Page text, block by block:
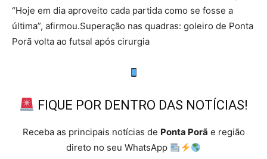
“Hoje em dia aproveito cada partida como se fosse a
última”, afirmou.Superação nas quadras: goleiro de Ponta
Porã volta ao futsal após cirurgia
FIQUE POR DENTRO DAS NOTÍCIAS!
Receba as principais notícias de Ponta Porã e região
direto no seu WhatsApp